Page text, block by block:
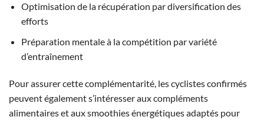
Optimisation de la récupération par diversification des
efforts
Préparation mentale à la compétition par variété
d’entraînement
Pour assurer cette complémentarité, les cyclistes confirmés
peuvent également s’intéresser aux compléments
alimentaires et aux smoothies énergétiques adaptés pour